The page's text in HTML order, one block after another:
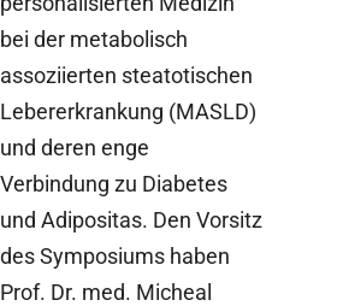
bei der metabolisch
assoziierten steatotischen
Lebererkrankung (MASLD)
und deren enge
Verbindung zu Diabetes
und Adipositas. Den Vorsitz
des Symposiums haben
Prof. Dr. med. Micheal